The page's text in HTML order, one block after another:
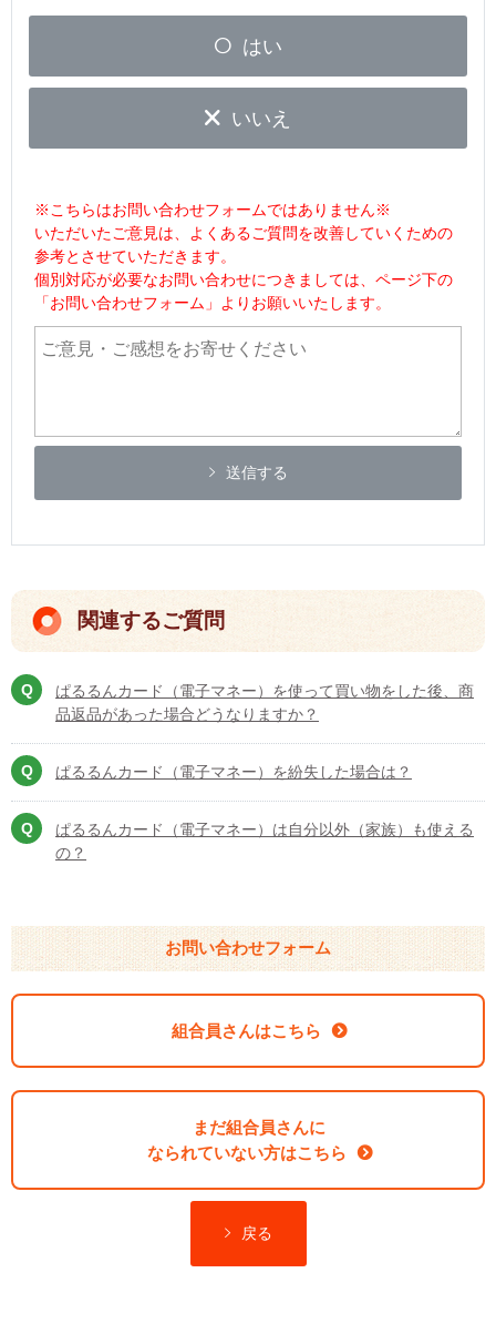
はい
いいえ
※こちらはお問い合わせフォームではありません※
いただいたご意見は、よくあるご質問を改善していくための
参考とさせていただきます。
個別対応が必要なお問い合わせにつきましては、ページ下の
「お問い合わせフォーム」よりお願いいたします。
送信する
関連するご質問
ぱるるんカード（電子マネー）を使って買い物をした後、商
品返品があった場合どうなりますか？
ぱるるんカード（電子マネー）を紛失した場合は？
ぱるるんカード（電子マネー）は自分以外（家族）も使える
の？
お問い合わせフォーム
組合員さんはこちら
まだ組合員さんに
なられていない方はこちら
戻る